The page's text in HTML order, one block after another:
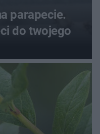
parapecie.
do twojego